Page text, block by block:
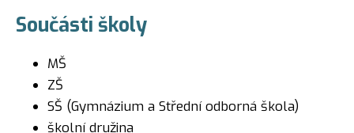
Součásti školy
MŠ
ZŠ
SŠ (Gymnázium a Střední odborná škola)
školní družina